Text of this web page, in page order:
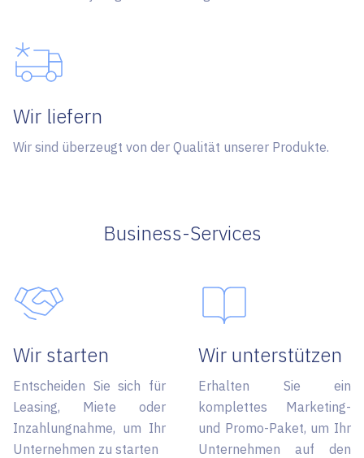
Wir liefern
Wir sind überzeugt von der Qualität unserer Produkte.
Business-Services
Wir starten
Entscheiden Sie sich für
Leasing, Miete oder
Inzahlungnahme, um Ihr
Unternehmen zu starten
Wir unterstützen
Erhalten Sie ein
komplettes Marketing-
und Promo-Paket, um Ihr
Unternehmen auf den